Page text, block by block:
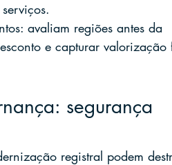
avaliam regiões antes da
e capturar valorização
segurança
registral podem